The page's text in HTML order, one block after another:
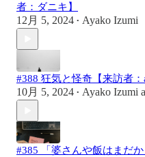
者：ダニキ】
12月 5, 2024 • Ayako Izumi
#388 狂気と怪奇【来訪者：
10月 5, 2024 • Ayako Izumi
#385 「婆さんや飯はまだ